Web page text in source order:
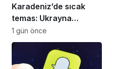
Karadeniz’de sıcak
temas: Ukrayna
nükleer devin gemisini
batırdı
1 gün önce